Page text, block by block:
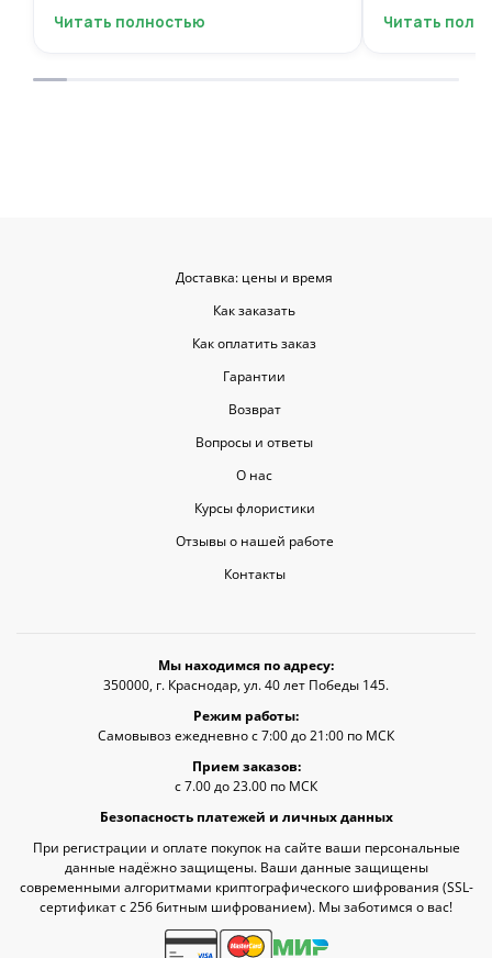
фантастическую цветочную
для согласования. Все заботливо
Читать полностью
композиций,
Читать
Доставка: цены и время
Как заказать
Как оплатить заказ
Гарантии
Возврат
Вопросы и ответы
О нас
Курсы флористики
Отзывы о нашей работе
Контакты
Мы находимся по адресу:
350000, г. Краснодар, ул. 40 лет Победы 145.
Режим работы:
Самовывоз ежедневно с 7:00 до 21:00 по МСК
Прием заказов:
с 7.00 до 23.00 по МСК
Безопасность платежей и личных данных
При регистрации и оплате покупок на сайте ваши персональные
данные надёжно защищены. Ваши данные защищены
современными алгоритмами криптографического шифрования (SSL-
сертификат c 256 битным шифрованием). Мы заботимся о вас!